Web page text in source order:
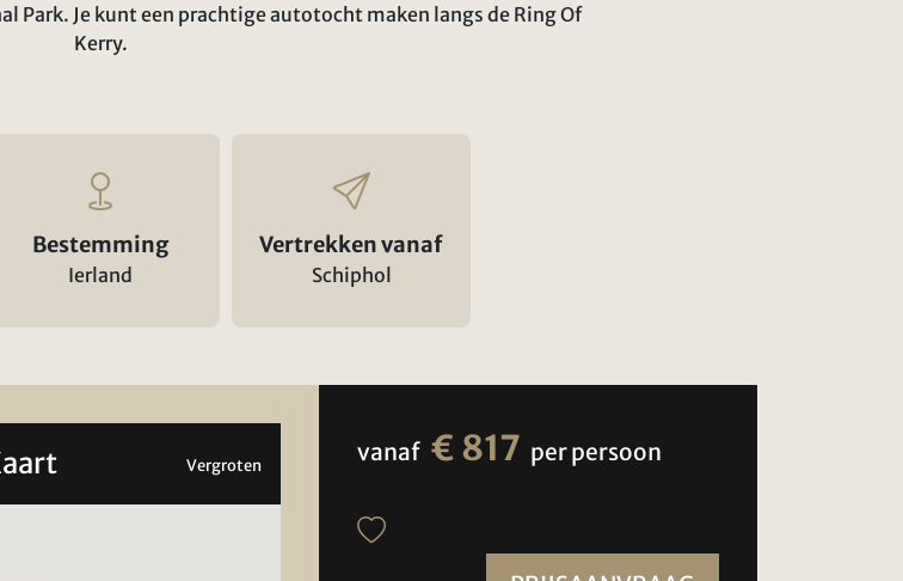
Park. Je kunt een prachtige autotocht maken langs de Ring Of
Kerry.
Bestemming
Ierland
Vertrekken vanaf
Schiphol
Vergroten vanaf € 817 per persoon